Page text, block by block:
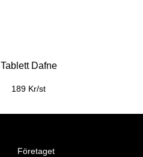
Tablett Dafne
189 Kr/st
Företaget